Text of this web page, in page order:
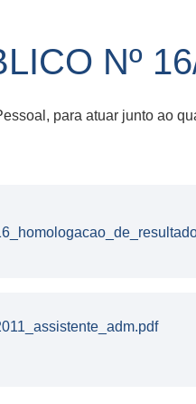
Nº
para atuar junto ao